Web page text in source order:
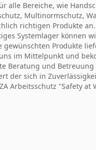
alle Bereiche, wie
Multinormschutz,
richtigen Produkte
Systemlager können
Produkte
im Mittelpunkt und
Beratung und Betreuung
der sich in
Arbeitsschutz "Safety at